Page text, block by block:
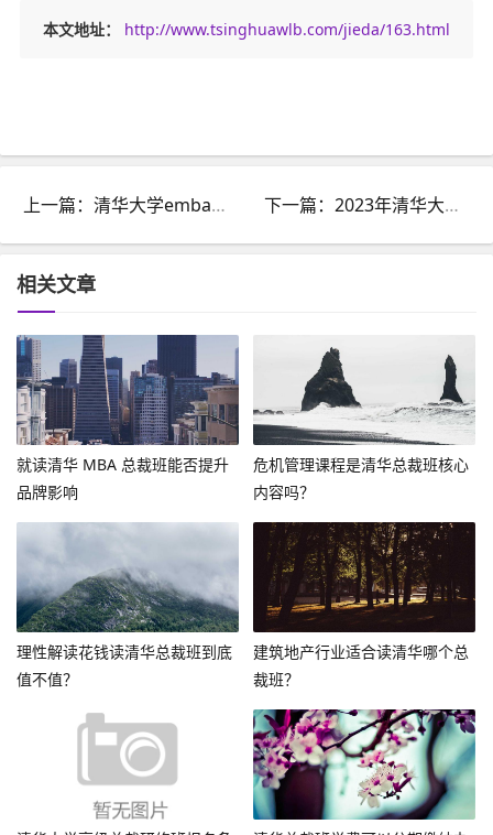
本文地址： http://www.tsinghuawlb.com/jieda/163.html
上一篇：清华大学emba是什么学历？ 下一篇：2023年清华大学总裁班报名条件
相关文章
就读清华 MBA 总裁班能否提升
品牌影响
危机管理课程是清华总裁班核心
内容吗？
理性解读花钱读清华总裁班到底
值不值？
建筑地产行业适合读清华哪个总
裁班？